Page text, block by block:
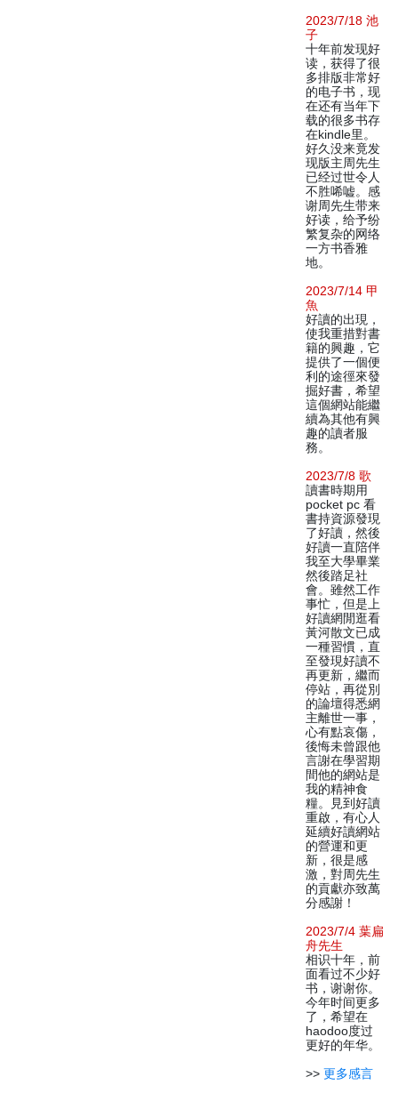
2023/7/18 池
子
十年前发现好
读，获得了很
多排版非常好
的电子书，现
在还有当年下
载的很多书存
在kindle里。
好久没来竟发
现版主周先生
已经过世令人
不胜唏嘘。感
谢周先生带来
好读，给予纷
繁复杂的网络
一方书香雅
地。
2023/7/14 甲
魚
好讀的出現，
使我重措對書
籍的興趣，它
提供了一個便
利的途徑來發
掘好書，希望
這個網站能繼
續為其他有興
趣的讀者服
務。
2023/7/8 歌
讀書時期用
pocket pc 看
書持資源發現
了好讀，然後
好讀一直陪伴
我至大學畢業
然後踏足社
會。雖然工作
事忙，但是上
好讀網閒逛看
黃河散文已成
一種習慣，直
至發現好讀不
再更新，繼而
停站，再從別
的論壇得悉網
主離世一事，
心有點哀傷，
後悔未曾跟他
言謝在學習期
間他的網站是
我的精神食
糧。見到好讀
重啟，有心人
延續好讀網站
的營運和更
新，很是感
激，對周先生
的貢獻亦致萬
分感謝！
2023/7/4 葉扁
舟先生
相识十年，前
面看过不少好
书，谢谢你。
今年时间更多
了，希望在
haodoo度过
更好的年华。
>> 更多感言